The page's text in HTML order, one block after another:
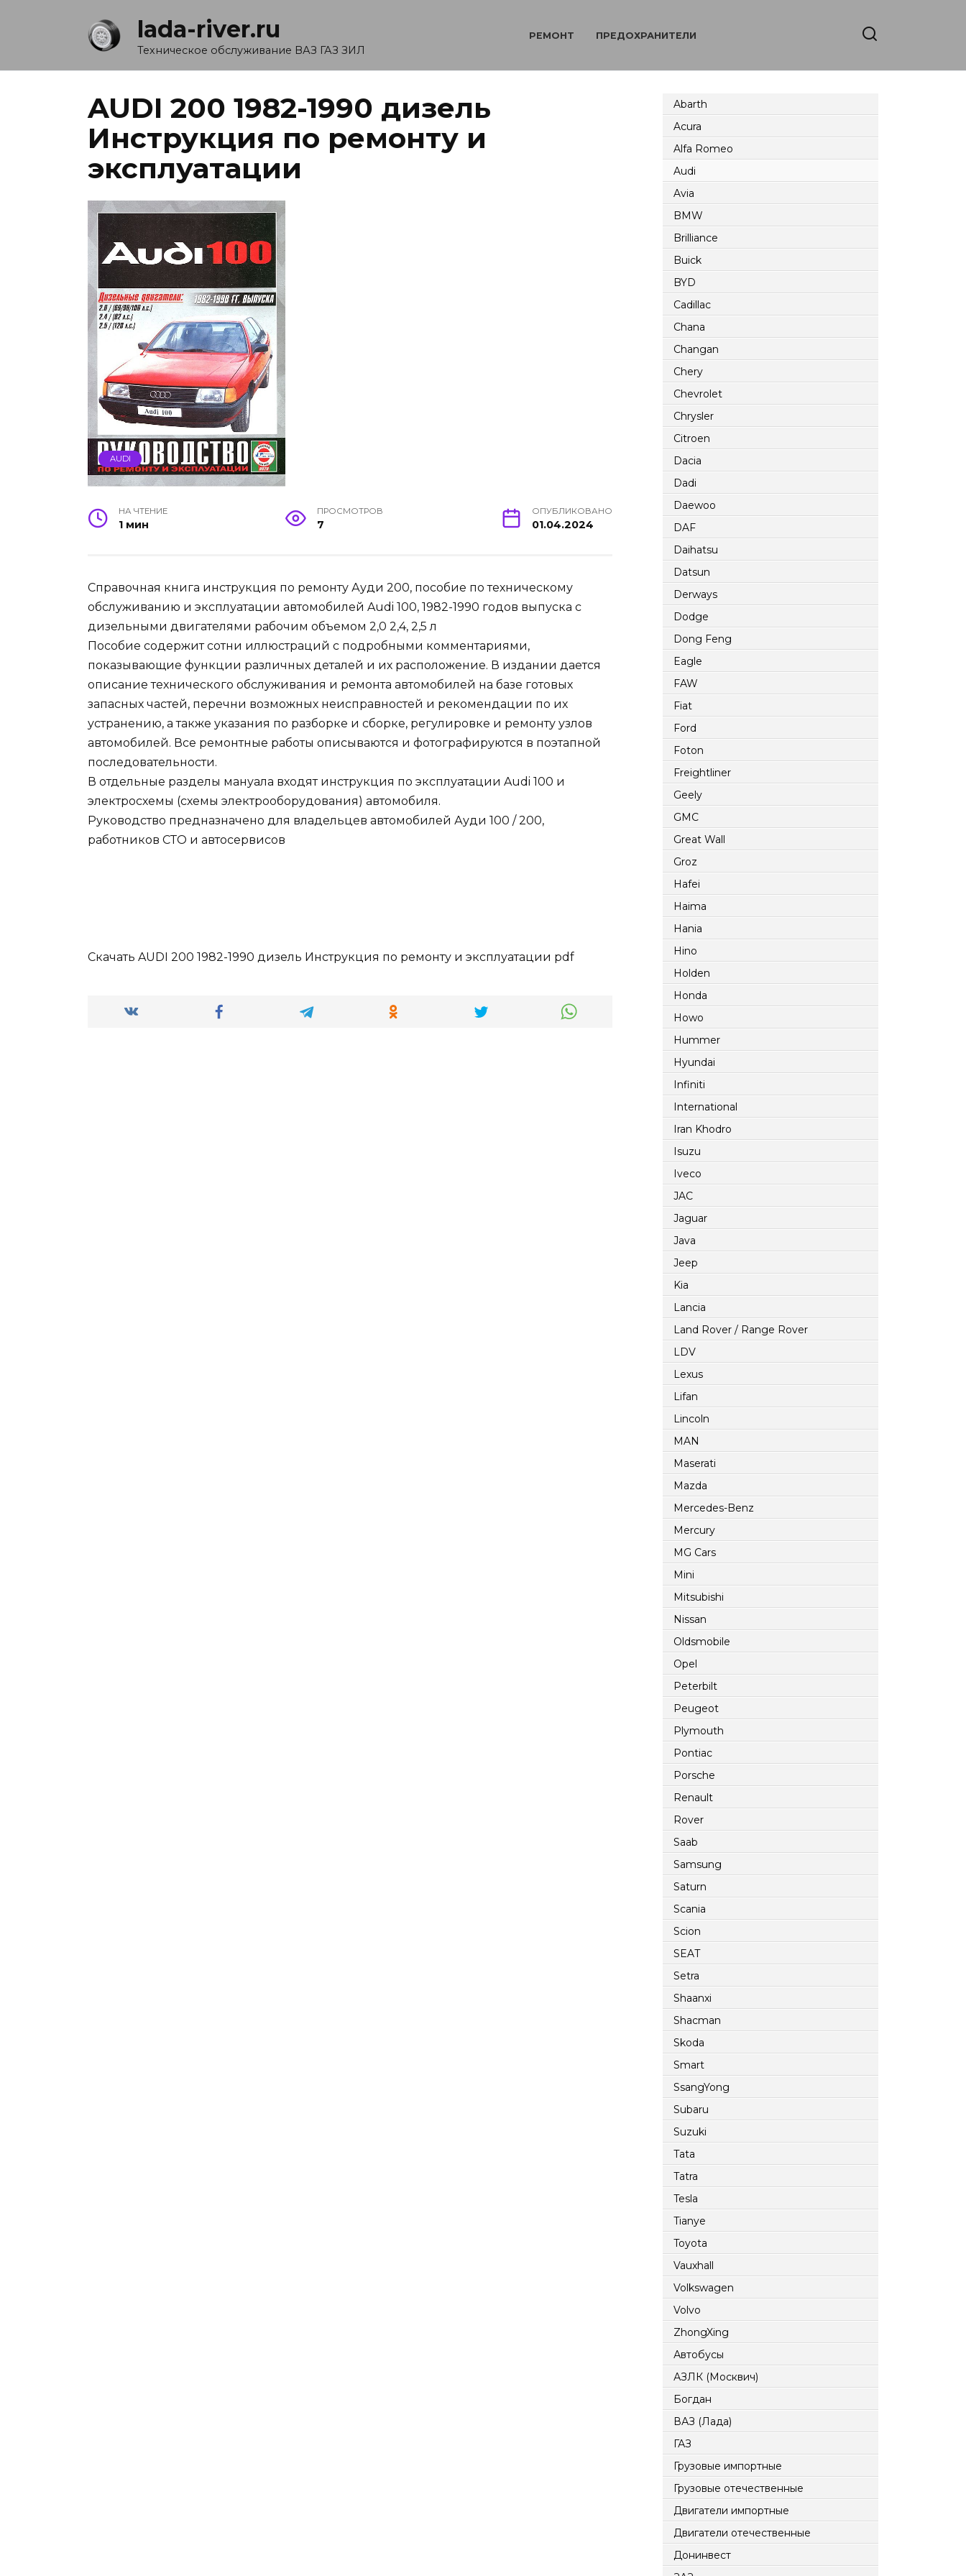
lada-river.ru
Техническое обслуживание ВАЗ ГАЗ ЗИЛ
РЕМОНТ ПРЕДОХРАНИТЕЛИ
AUDI 200 1982-1990 дизель
Инструкция по ремонту и
эксплуатации
AUDI
НА ЧТЕНИЕ
1 мин
ПРОСМОТРОВ
7
ОПУБЛИКОВАНО
01.04.2024
Справочная книга инструкция по ремонту Ауди 200, пособие по техническому
обслуживанию и эксплуатации автомобилей Audi 100, 1982-1990 годов выпуска с
дизельными двигателями рабочим объемом 2,0 2,4, 2,5 л
Пособие содержит сотни иллюстраций с подробными комментариями,
показывающие функции различных деталей и их расположение. В издании дается
описание технического обслуживания и ремонта автомобилей на базе готовых
запасных частей, перечни возможных неисправностей и рекомендации по их
устранению, а также указания по разборке и сборке, регулировке и ремонту узлов
автомобилей. Все ремонтные работы описываются и фотографируются в поэтапной
последовательности.
В отдельные разделы мануала входят инструкция по эксплуатации Audi 100 и
электросхемы (схемы электрооборудования) автомобиля.
Руководство предназначено для владельцев автомобилей Ауди 100 / 200,
работников СТО и автосервисов
Скачать AUDI 200 1982-1990 дизель Инструкция по ремонту и эксплуатации pdf
Abarth
Acura
Alfa Romeo
Audi
Avia
BMW
Brilliance
Buick
BYD
Cadillac
Chana
Changan
Chery
Chevrolet
Chrysler
Citroen
Dacia
Dadi
Daewoo
DAF
Daihatsu
Datsun
Derways
Dodge
Dong Feng
Eagle
FAW
Fiat
Ford
Foton
Freightliner
Geely
GMC
Great Wall
Groz
Hafei
Haima
Hania
Hino
Holden
Honda
Howo
Hummer
Hyundai
Infiniti
International
Iran Khodro
Isuzu
Iveco
JAC
Jaguar
Java
Jeep
Kia
Lancia
Land Rover / Range Rover
LDV
Lexus
Lifan
Lincoln
MAN
Maserati
Mazda
Mercedes-Benz
Mercury
MG Cars
Mini
Mitsubishi
Nissan
Oldsmobile
Opel
Peterbilt
Peugeot
Plymouth
Pontiac
Porsche
Renault
Rover
Saab
Samsung
Saturn
Scania
Scion
SEAT
Setra
Shaanxi
Shacman
Skoda
Smart
SsangYong
Subaru
Suzuki
Tata
Tatra
Tesla
Tianye
Toyota
Vauxhall
Volkswagen
Volvo
ZhongXing
Автобусы
АЗЛК (Москвич)
Богдан
ВАЗ (Лада)
ГАЗ
Грузовые импортные
Грузовые отечественные
Двигатели импортные
Двигатели отечественные
Донинвест